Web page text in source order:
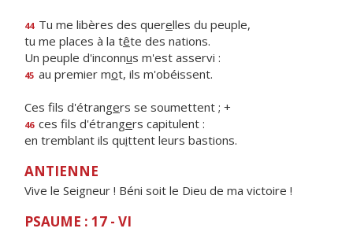
44 Tu me libères des querelles du peuple,
tu me places à la tête des nations.
Un peuple d'inconnus m'est asservi :
45 au premier mot, ils m'obéissent.
Ces fils d'étrangers se soumettent ; +
46 ces fils d'étrangers capitulent :
en tremblant ils quittent leurs bastions.
ANTIENNE
Vive le Seigneur ! Béni soit le Dieu de ma victoire !
PSAUME : 17 - VI